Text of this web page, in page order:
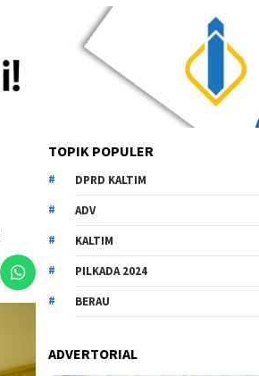
TOPIK POPULER
DPRD KALTIM
ADV
KALTIM
PILKADA 2024
BERAU
ADVERTORIAL